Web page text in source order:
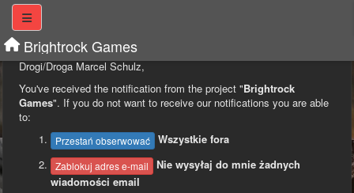
Brightrock Games
Drogi/Droga Marcel Schulz,
You've received the notification from the project "Brightrock
Games". If you do not want to receive our notifications you are able
to:
Przestań obserwować Wszystkie fora
Zablokuj adres e-mail
Nie wysyłaj do mnie żadnych
wiadomości email